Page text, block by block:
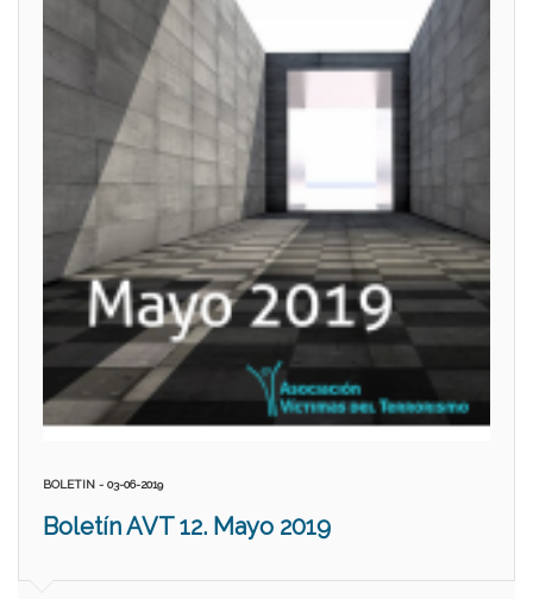
BOLETIN - 03-06-2019
Boletín AVT 12. Mayo 2019